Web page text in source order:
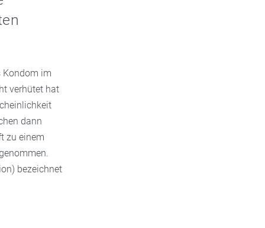
Kondom im
verhütet hat
dann
zu einem
bezeichnet